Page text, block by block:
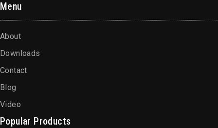
Menu
About
Downloads
Contact
Blog
Video
Popular Products